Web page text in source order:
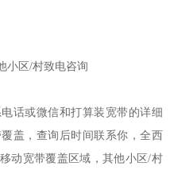
小区/村致电咨询
话或微信和打算装宽带的详细
盖，查询后时间联系你，全西
动宽带覆盖区域，其他小区/村